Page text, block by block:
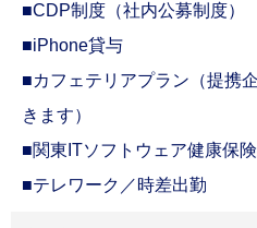
■CDP制度（社内公募制度）
■iPhone貸与
■カフェテリアプラン（提携
きます）
■関東ITソフトウェア健康保
■テレワーク／時差出勤